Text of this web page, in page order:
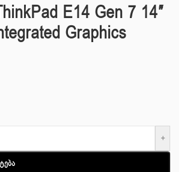
E14 Gen 7 14″
Graphics
+